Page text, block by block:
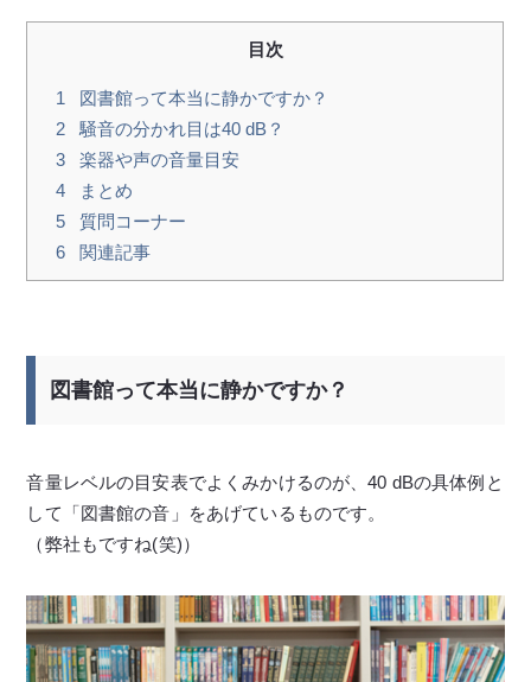
目次
1
図書館って本当に静かですか？
2
騒音の分かれ目は40 dB？
3
楽器や声の音量目安
4
まとめ
5
質問コーナー
6
関連記事
図書館って本当に静かですか？
音量レベルの目安表でよくみかけるのが、40 dBの具体例と
して「図書館の音」をあげているものです。
（弊社もですね(笑)）